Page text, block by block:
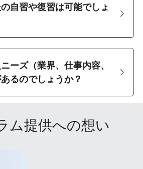
自習や復習は可能でしょ
ーズ（業界、仕事内容、
るのでしょうか？
ム提供への想い